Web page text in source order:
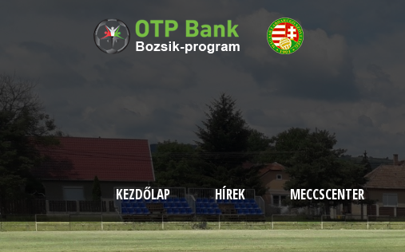
KEZDŐLAP HÍREK MECCSCENTER